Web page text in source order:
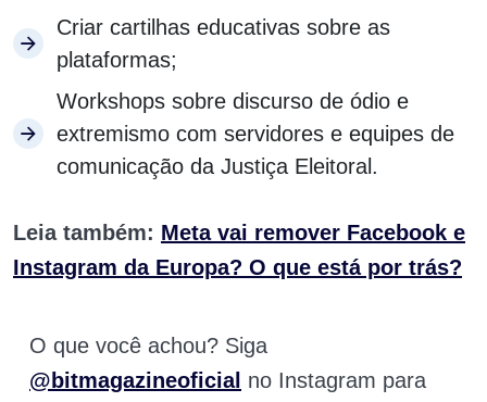
Criar cartilhas educativas sobre as
plataformas;
Workshops sobre discurso de ódio e
extremismo com servidores e equipes de
comunicação da Justiça Eleitoral.
Leia também: Meta vai remover Facebook e
Instagram da Europa? O que está por trás?
O que você achou? Siga
@bitmagazineoficial no Instagram para